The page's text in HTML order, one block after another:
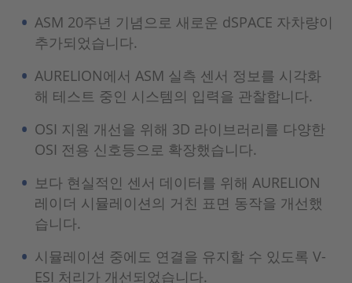
ASM 20주년 기념으로 새로운 dSPACE 자차량이
추가되었습니다.
AURELION에서 ASM 실측 센서 정보를 시각화
해 테스트 중인 시스템의 입력을 관찰합니다.
OSI 지원 개선을 위해 3D 라이브러리를 다양한
OSI 전용 신호등으로 확장했습니다.
보다 현실적인 센서 데이터를 위해 AURELION
레이더 시뮬레이션의 거친 표면 동작을 개선했
습니다.
시뮬레이션 중에도 연결을 유지할 수 있도록 V-
ESI 처리가 개선되었습니다.